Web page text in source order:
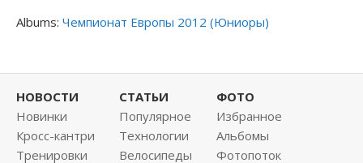
Albums: Чемпионат Европы 2012 (Юниоры)
НОВОСТИ
Новинки
Кросс-кантри
Тренировки
СТАТЬИ
Популярное
Технологии
Велосипеды
ФОТО
Избранное
Альбомы
Фотопоток